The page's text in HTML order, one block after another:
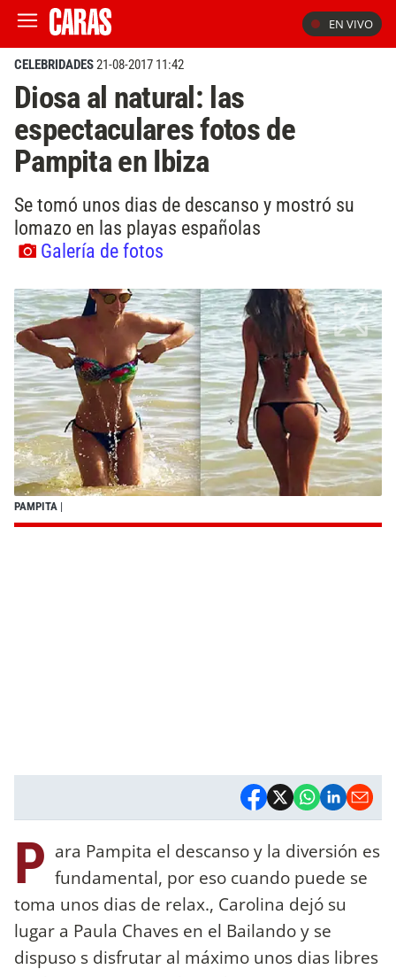
EN VIVO
CELEBRIDADES21-08-2017 11:42
Diosa al natural: las
espectaculares fotos de
Pampita en Ibiza
Se tomó unos dias de descanso y mostró su
lomazo en las playas españolas
Galería de fotos
PAMPITA |
P ara Pampita el descanso y la diversión es
fundamental, por eso cuando puede se
toma unos dias de relax., Carolina dejó su
lugar a Paula Chaves en el Bailando y se
dispuso s disfrutar al máximo unos dias libres